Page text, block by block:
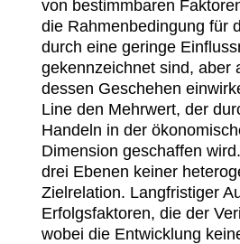
von bestimmbaren
die Rahmenbedingung für
durch eine geringe
gekennzeichnet sind, aber
dessen Geschehen
Line den Mehrwert, der
Handeln in der
Dimension geschaffen
drei Ebenen keiner
Zielrelation. Langfristiger
Erfolgsfaktoren, die der
wobei die Entwicklung